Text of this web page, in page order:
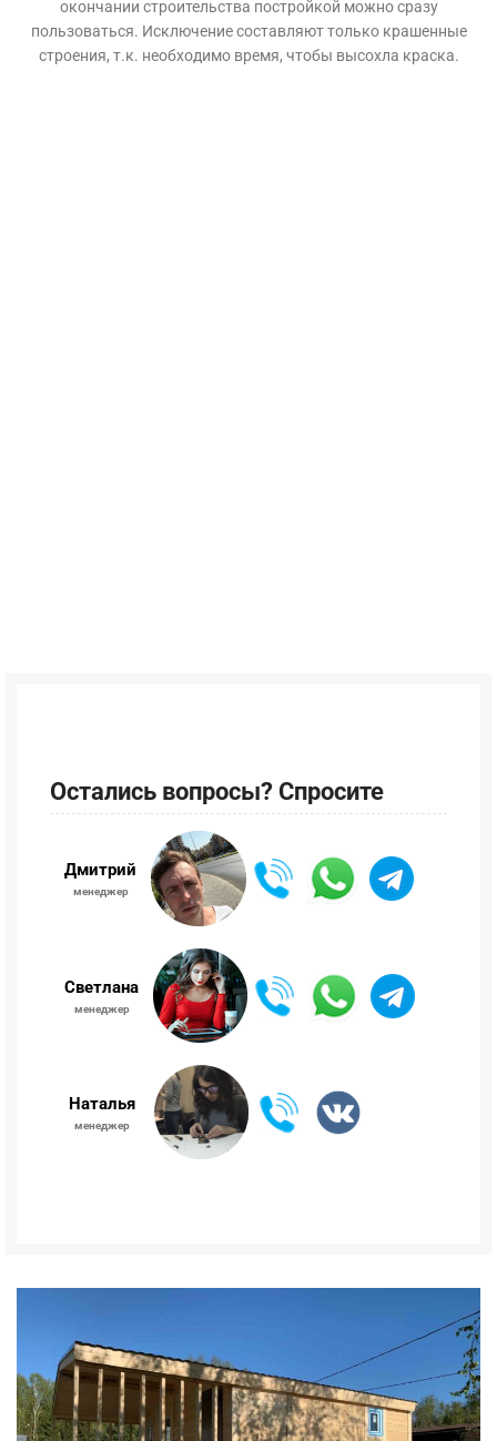
окончании строительства постройкой можно сразу
пользоваться. Исключение составляют только крашенные
строения, т.к. необходимо время, чтобы высохла краска.
Остались вопросы? Спросите
Дмитрий
менеджер
Светлана
менеджер
Наталья
менеджер